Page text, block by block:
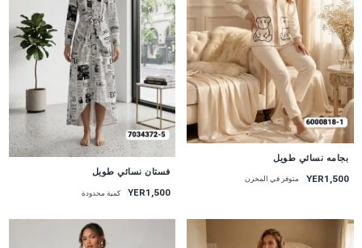
بجامه نسائي طويل
YER1,500 متوفر في المخزن
فستان نسائي طويل
YER1,500 كمية محدودة